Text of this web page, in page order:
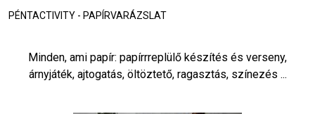
PÉNTACTIVITY - PAPÍRVARÁZSLAT
Minden, ami papír: papírrreplülő készítés és verseny,
árnyjáték, ajtogatás, öltöztető, ragasztás, színezés ...